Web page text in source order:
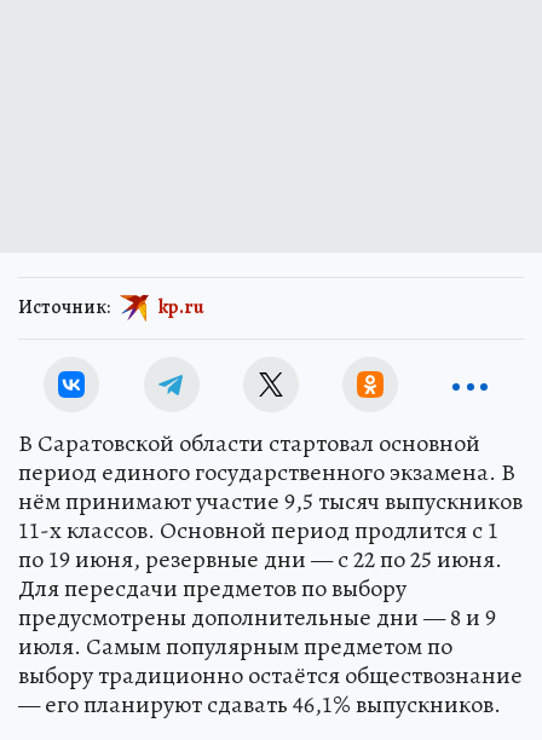
Источник: kp.ru
В Саратовской области стартовал основной
период единого государственного экзамена. В
нём принимают участие 9,5 тысяч выпускников
11-х классов. Основной период продлится с 1
по 19 июня, резервные дни — с 22 по 25 июня.
Для пересдачи предметов по выбору
предусмотрены дополнительные дни — 8 и 9
июля. Самым популярным предметом по
выбору традиционно остаётся обществознание
— его планируют сдавать 46,1% выпускников.